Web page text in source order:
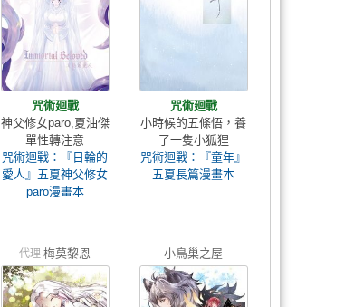
咒術廻戰
神父修女paro,夏油傑
單性轉注意
咒術迴戰：『日輪的
愛人』五夏神父修女
paro漫畫本
咒術廻戰
小時候的五條悟，養
了一隻小狐狸
咒術迴戰：『童年』
五夏長篇漫畫本
代理 梅莫黎恩 小鳥巢之屋